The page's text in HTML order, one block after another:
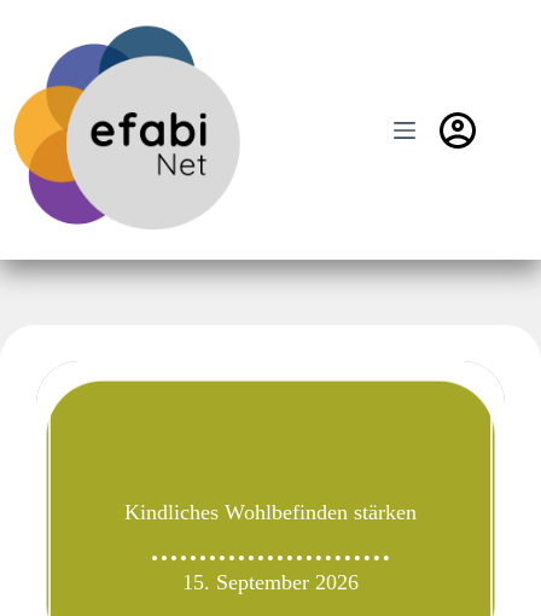
springen
Kindliches Wohlbefinden stärken
15. September 2026